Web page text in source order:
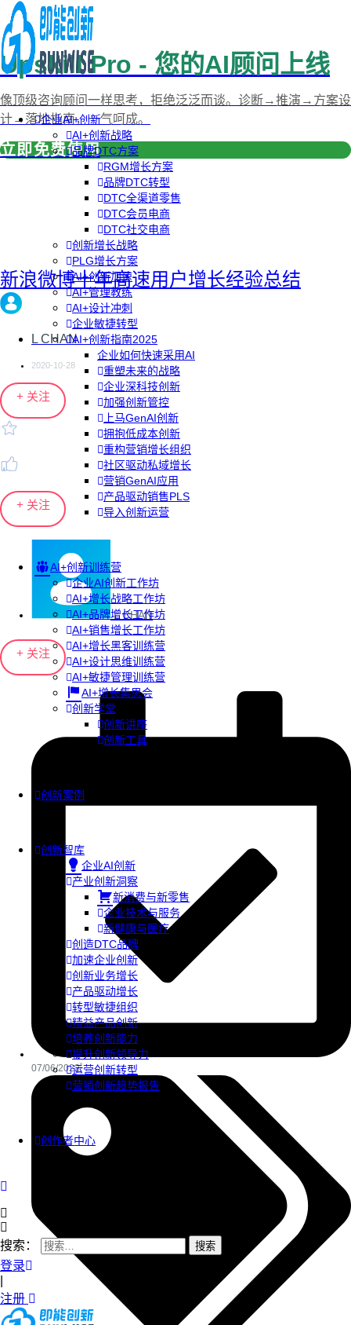
企业AI+创新
AI+创新战略
品牌DTC方案
RGM增长方案
品牌DTC转型
DTC全渠道零售
DTC会员电商
DTC社交电商
创新增长战略
PLG增长方案
AI+创新加速
AI+管理教练
AI+设计冲刺
企业敏捷转型
AI+创新指南2025
企业如何快速采用AI
重塑未来的战略
企业深科技创新
加强创新管控
上马GenAI创新
拥抱低成本创新
重构营销增长组织
社区驱动私域增长
营销GenAI应用
产品驱动销售PLS
导入创新运营
AI+创新训练营
企业AI创新工作坊
AI+增长战略工作坊
AI+品牌增长工作坊
AI+销售增长工作坊
AI+增长黑客训练营
AI+设计思维训练营
AI+敏捷管理训练营
AI+增长集思会
创新学堂
创新讲座
创新工具
创新案例
创新智库
企业AI创新
产业创新洞察
新消费与新零售
企业技术与服务
新健康与医疗
创造DTC品牌
加速企业创新
创新业务增长
产品驱动增长
转型敏捷组织
精益产品创新
培养创新能力
提升创新领导力
运营创新转型
营销创新趋势报告
创作者中心
搜索：
登录
注册
Upskill Pro - 您的AI顾问上线
像顶级咨询顾问一样思考，拒绝泛泛而谈。诊断→推演→方案设
计→落地指南，一气呵成。
立即免费使用
新浪微博十年高速用户增长经验总结
L CHAN
2020-10-28
+ 关注
+ 关注
L CHAN
+ 关注
07/06/2022